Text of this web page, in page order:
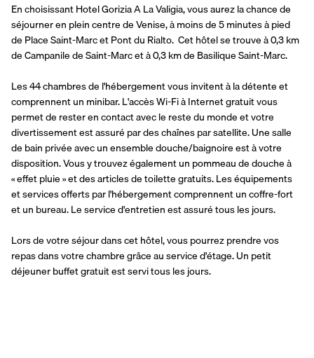
En choisissant Hotel Gorizia A La Valigia, vous aurez la chance de
séjourner en plein centre de Venise, à moins de 5 minutes à pied
de Place Saint-Marc et Pont du Rialto.  Cet hôtel se trouve à 0,3 km
de Campanile de Saint-Marc et à 0,3 km de Basilique Saint-Marc.
Les 44 chambres de l'hébergement vous invitent à la détente et
comprennent un minibar. L'accès Wi-Fi à Internet gratuit vous
permet de rester en contact avec le reste du monde et votre
divertissement est assuré par des chaînes par satellite. Une salle
de bain privée avec un ensemble douche/baignoire est à votre
disposition. Vous y trouvez également un pommeau de douche à
« effet pluie » et des articles de toilette gratuits. Les équipements
et services offerts par l'hébergement comprennent un coffre-fort
et un bureau. Le service d'entretien est assuré tous les jours.
Lors de votre séjour dans cet hôtel, vous pourrez prendre vos
repas dans votre chambre grâce au service d'étage. Un petit
déjeuner buffet gratuit est servi tous les jours.